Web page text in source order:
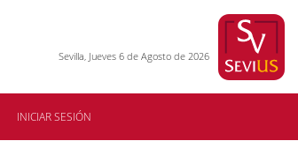
Sevilla, Jueves 6 de Agosto de 2026
INICIAR SESIÓN